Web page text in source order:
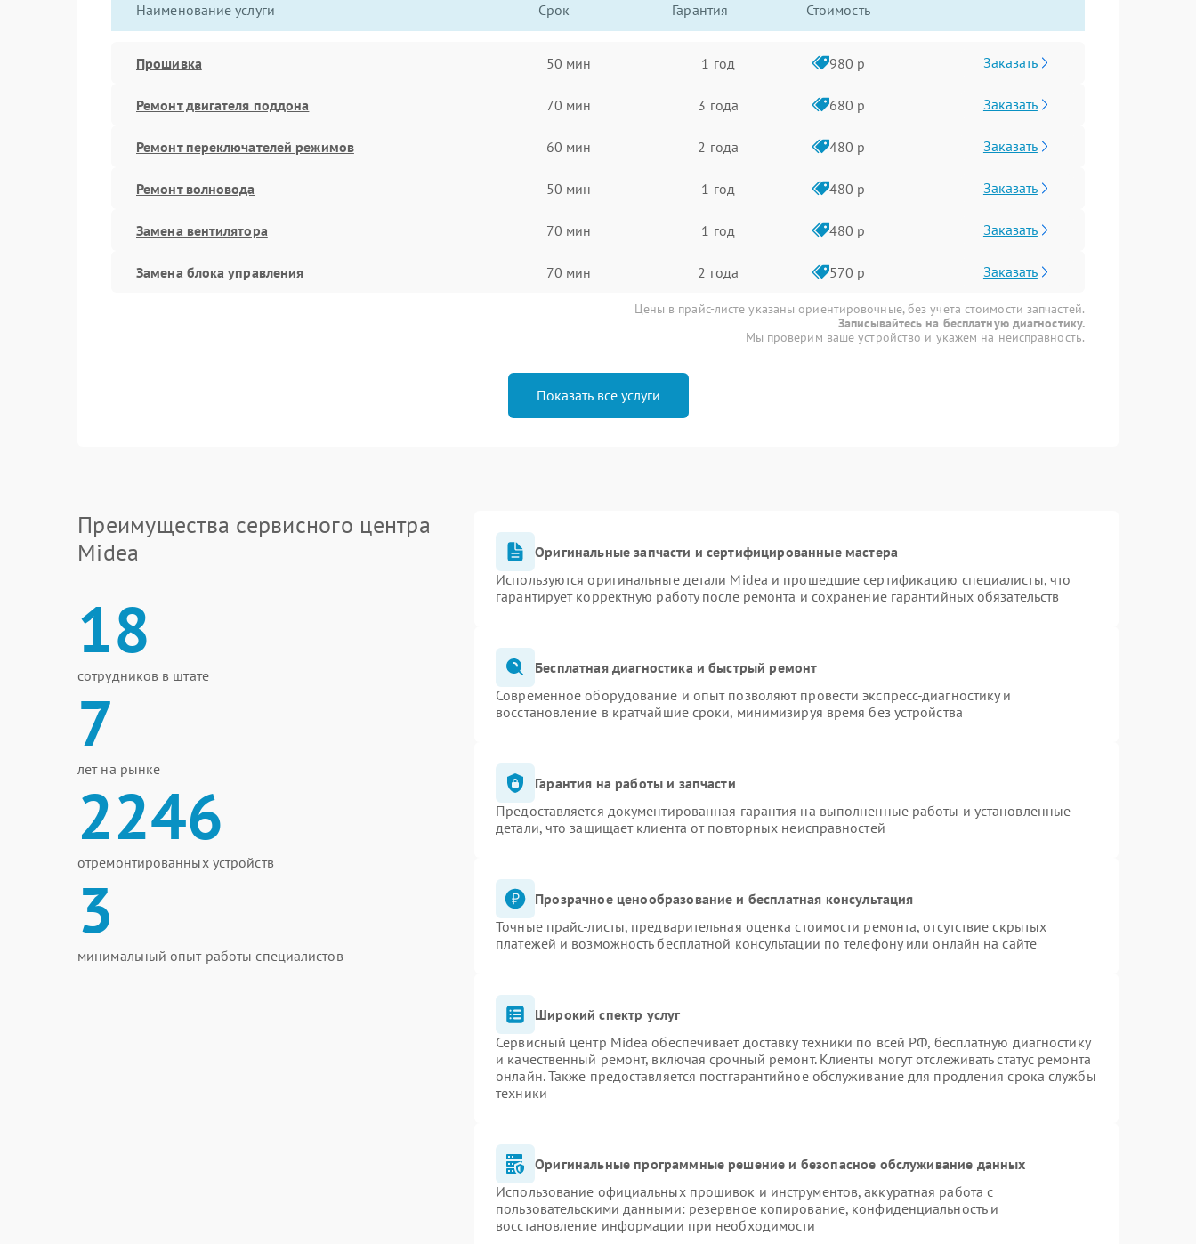
Наименование услуги Срок Гарантия Стоимость
Прошивка 50 мин 1 год 980 р Заказать
Ремонт двигателя поддона 70 мин 3 года 680 р Заказать
Ремонт переключателей режимов 60 мин 2 года 480 р Заказать
Ремонт волновода 50 мин 1 год 480 р Заказать
Замена вентилятора 70 мин 1 год 480 р Заказать
Замена блока управления 70 мин 2 года 570 р Заказать
Цены в прайс-листе указаны ориентировочные, без учета стоимости запчастей.
Записывайтесь на бесплатную диагностику.
Мы проверим ваше устройство и укажем на неисправность.
Показать все услуги
Преимущества сервисного центра
Midea
18
сотрудников в штате
7
лет на рынке
2246
отремонтированных устройств
3
минимальный опыт работы специалистов
Оригинальные запчасти и сертифицированные мастера
Используются оригинальные детали Midea и прошедшие сертификацию специалисты, что
гарантирует корректную работу после ремонта и сохранение гарантийных обязательств
Бесплатная диагностика и быстрый ремонт
Современное оборудование и опыт позволяют провести экспресс-диагностику и
восстановление в кратчайшие сроки, минимизируя время без устройства
Гарантия на работы и запчасти
Предоставляется документированная гарантия на выполненные работы и установленные
детали, что защищает клиента от повторных неисправностей
Прозрачное ценообразование и бесплатная консультация
Точные прайс-листы, предварительная оценка стоимости ремонта, отсутствие скрытых
платежей и возможность бесплатной консультации по телефону или онлайн на сайте
Широкий спектр услуг
Сервисный центр Midea обеспечивает доставку техники по всей РФ, бесплатную диагностику
и качественный ремонт, включая срочный ремонт. Клиенты могут отслеживать статус ремонта
онлайн. Также предоставляется постгарантийное обслуживание для продления срока службы
техники
Оригинальные программные решение и безопасное обслуживание данных
Использование официальных прошивок и инструментов, аккуратная работа с
пользовательскими данными: резервное копирование, конфиденциальность и
восстановление информации при необходимости